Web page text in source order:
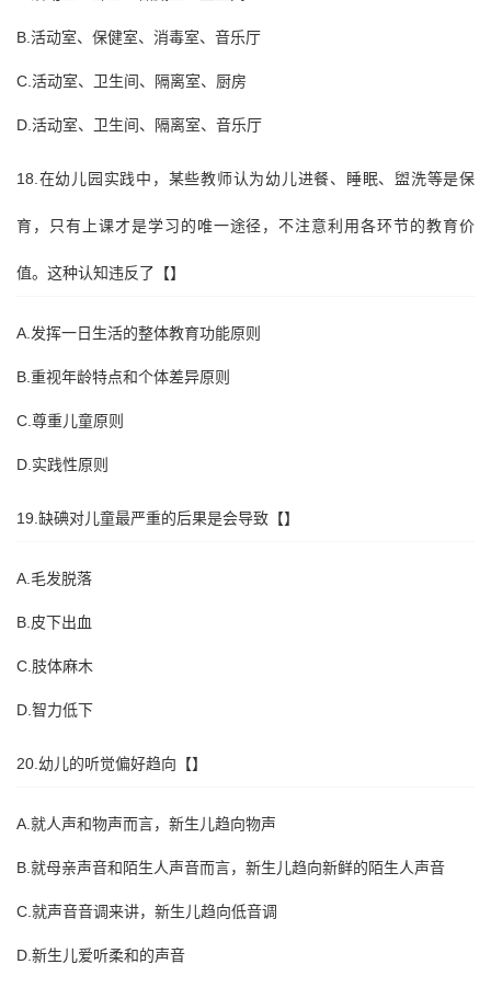
B.活动室、保健室、消毒室、音乐厅
C.活动室、卫生间、隔离室、厨房
D.活动室、卫生间、隔离室、音乐厅
18.在幼儿园实践中，某些教师认为幼儿进餐、睡眠、盥洗等是保
育，只有上课才是学习的唯一途径，不注意利用各环节的教育价
值。这种认知违反了【】
A.发挥一日生活的整体教育功能原则
B.重视年龄特点和个体差异原则
C.尊重儿童原则
D.实践性原则
19.缺碘对儿童最严重的后果是会导致【】
A.毛发脱落
B.皮下出血
C.肢体麻木
D.智力低下
20.幼儿的听觉偏好趋向【】
A.就人声和物声而言，新生儿趋向物声
B.就母亲声音和陌生人声音而言，新生儿趋向新鲜的陌生人声音
C.就声音音调来讲，新生儿趋向低音调
D.新生儿爱听柔和的声音